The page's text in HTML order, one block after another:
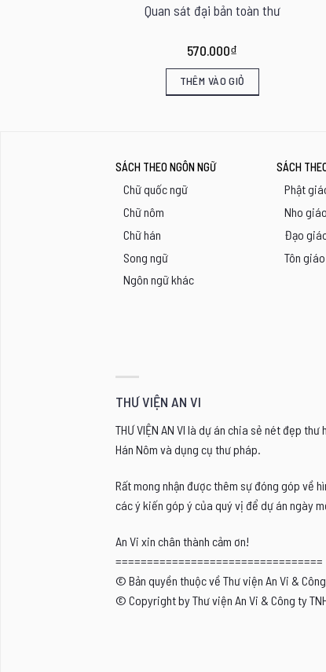
Quan sát đại bản toàn thư
570.000₫
THÊM VÀO GIỎ
SÁCH THEO NGÔN NGỮ
Chữ quốc ngữ
Chữ nôm
Chữ hán
Song ngữ
Ngôn ngữ khác
SÁCH
Phật
Nho giáo
Đạo
Tôn
THƯ VIỆN AN VI
THƯ VIỆN AN VI là dự án chia sẻ nét đẹp
Hán Nôm và dụng cụ thư pháp.
Rất mong nhận được thêm sự đóng góp về
các ý kiến góp ý của quý vị để dự án ngày
An Vi xin chân thành cảm ơn!
=================================
© Bản quyền thuộc về Thư viện An Vi &
© Copyright by Thư viện An Vi & Công ty